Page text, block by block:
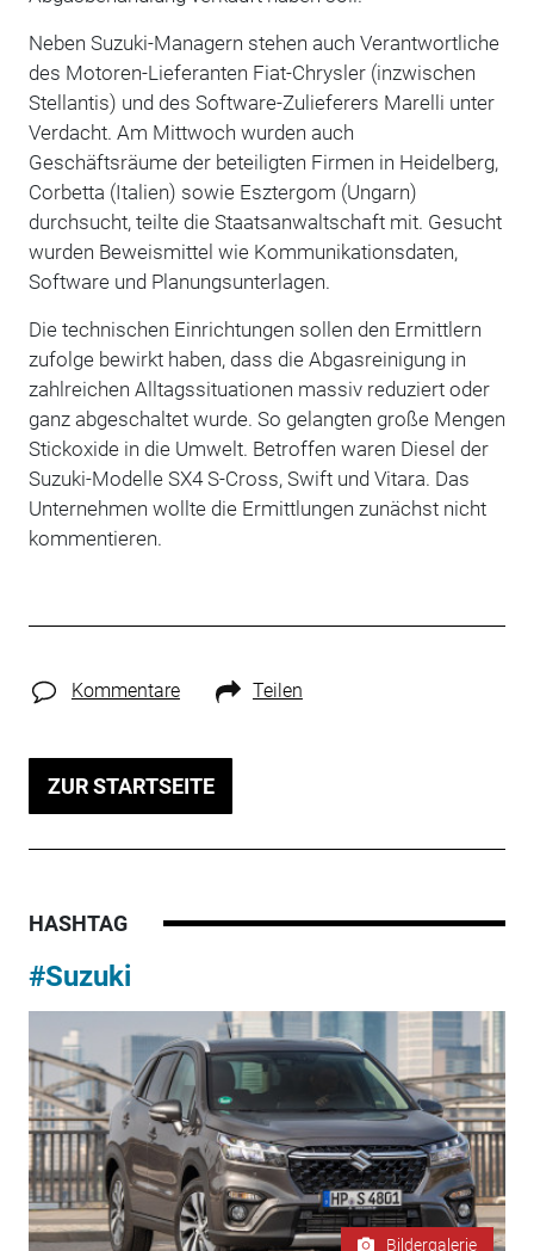
Neben Suzuki-Managern stehen auch Verantwortliche
des Motoren-Lieferanten Fiat-Chrysler (inzwischen
Stellantis) und des Software-Zulieferers Marelli unter
Verdacht. Am Mittwoch wurden auch
Geschäftsräume der beteiligten Firmen in Heidelberg,
Corbetta (Italien) sowie Esztergom (Ungarn)
durchsucht, teilte die Staatsanwaltschaft mit. Gesucht
wurden Beweismittel wie Kommunikationsdaten,
Software und Planungsunterlagen.
Die technischen Einrichtungen sollen den Ermittlern
zufolge bewirkt haben, dass die Abgasreinigung in
zahlreichen Alltagssituationen massiv reduziert oder
ganz abgeschaltet wurde. So gelangten große Mengen
Stickoxide in die Umwelt. Betroffen waren Diesel der
Suzuki-Modelle SX4 S-Cross, Swift und Vitara. Das
Unternehmen wollte die Ermittlungen zunächst nicht
kommentieren.
Kommentare Teilen
ZUR STARTSEITE
HASHTAG
#Suzuki
Bildergalerie